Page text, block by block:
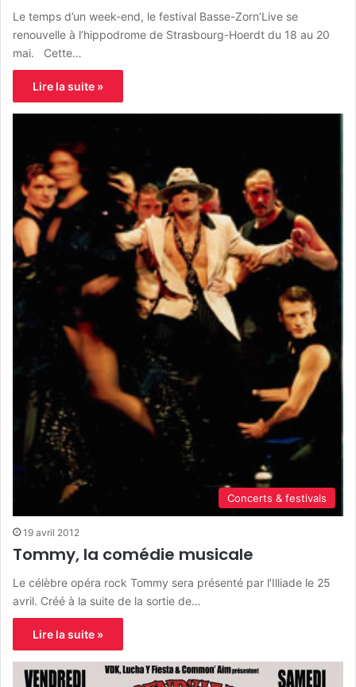
Le temps d’un week-end, le festival Basse-Zorn’Live se
renouvelle à l’hippodrome de Strasbourg-Hoerdt du 18 au 20
mai. Cette…
Lire la suite »
Concerts & festivals
19 avril 2012
Tommy, la comédie musicale
Le célèbre opéra rock Tommy sera présenté par l’Illiade le 25
avril. Créé à la suite de la sortie de…
Lire la suite »